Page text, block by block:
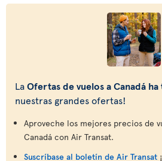
LaOfertas de vuelos a Canadá
nuestras grandes ofertas!
Aproveche los mejores precios de
Canadá con Air Transat.
Suscríbase al boletín de Air Transat